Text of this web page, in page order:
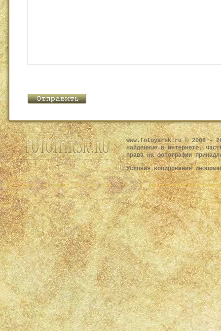
www.fotoyarsk.ru © 2008 -
найденные в интернете,
права на фотографии
Условия копирования